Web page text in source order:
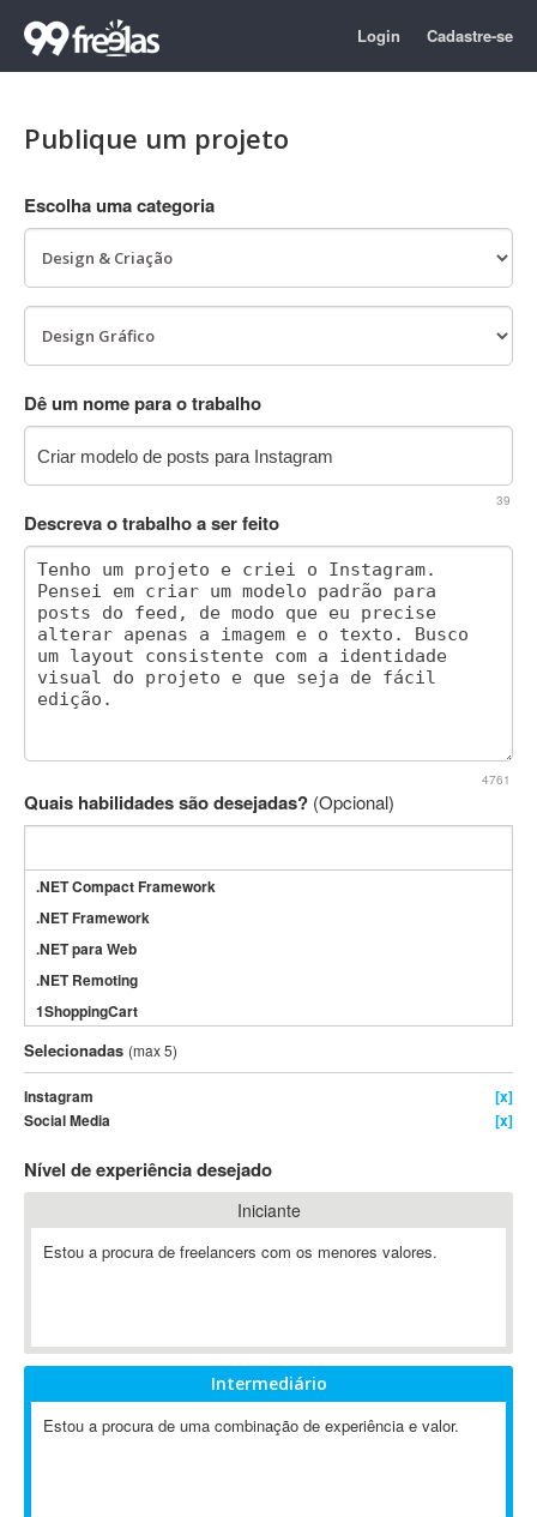
Login Cadastre-se
Publique um projeto
Escolha uma categoria
Dê um nome para o trabalho
39
Descreva o trabalho a ser feito
4761
Quais habilidades são desejadas? (Opcional)
.NET Compact Framework
.NET Framework
.NET para Web
.NET Remoting
1ShoppingCart
3DS Max
3GSM
4D Dimension
A&P
A-GPS
A2Billing
AAUS Scientific Diver
Abaqus
ABIS
Selecionadas (max 5)
Instagram
[x]
Social Media
[x]
Nível de experiência desejado
Iniciante
Estou a procura de freelancers com os menores valores.
Intermediário
Estou a procura de uma combinação de experiência e valor.